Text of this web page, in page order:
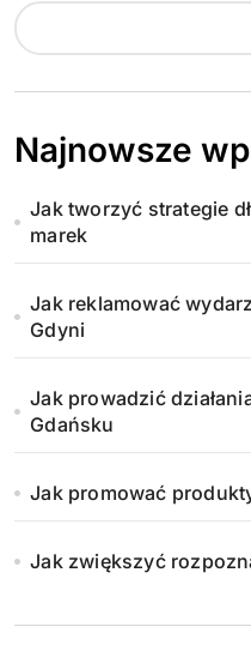
Najnowsze
Jak tworzyć strategie
marek
Jak reklamować
Gdyni
Jak prowadzić
Gdańsku
Jak promować
Jak zwiększyć